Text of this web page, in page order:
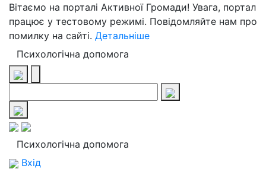
Вітаємо на порталі Активної Громади! Увага, портал
працює у тестовому режимі. Повідомляйте нам про
помилку на сайті. Детальніше
Психологічна допомога
Психологічна допомога
Вхід